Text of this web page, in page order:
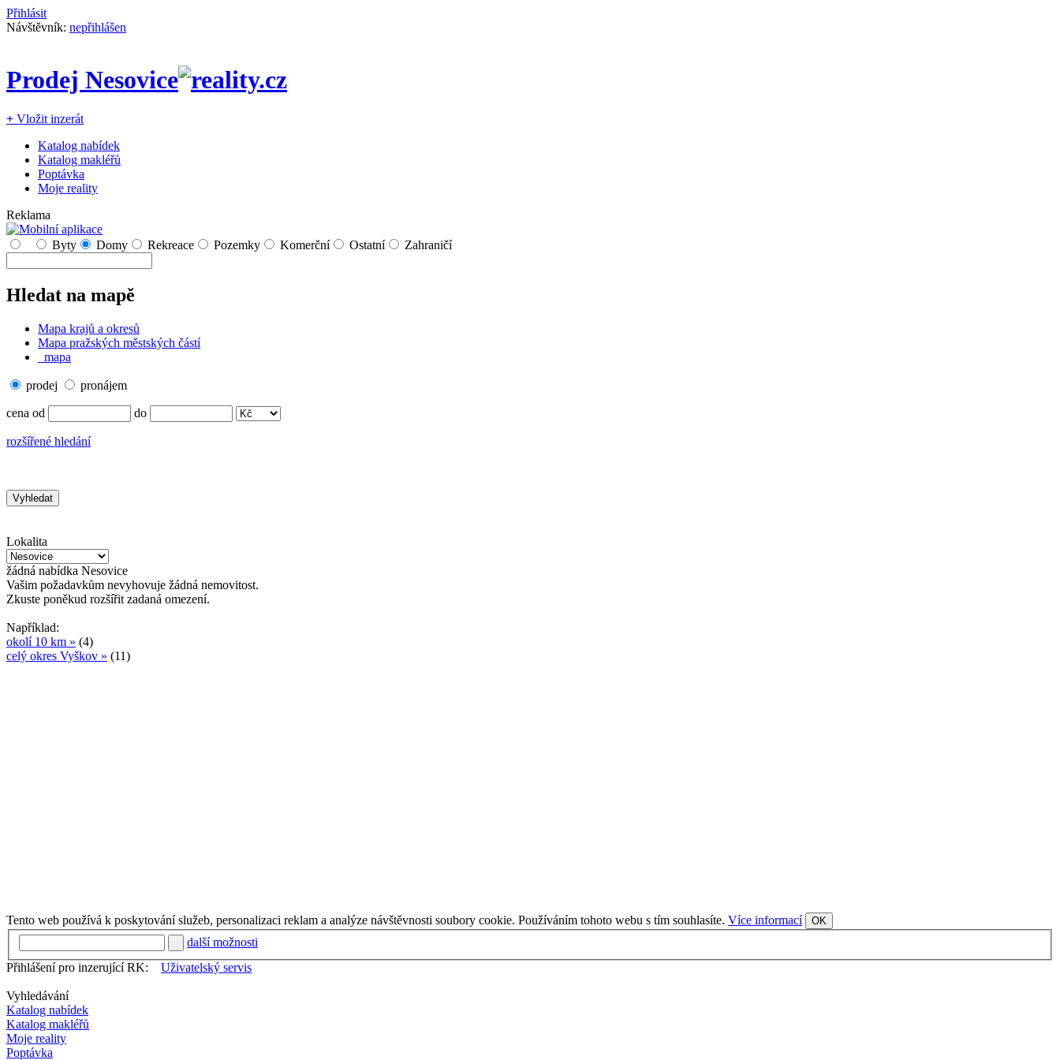
Přihlásit
Návštěvník: nepřihlášen
Prodej Nesovice
+ Vložit inzerát
Katalog nabídek
Katalog makléřů
Poptávka
Moje reality
Reklama
Byty Domy Rekreace Pozemky Komerční Ostatní Zahraničí
Hledat na mapě
Mapa krajů a okresů
Mapa pražských městských částí
mapa
prodej pronájem
cena od do
rozšířené hledání
Lokalita
žádná nabídka Nesovice
Vašim požadavkům nevyhovuje žádná nemovitost.
Zkuste poněkud rozšířit zadaná omezení.
Například:
okolí 10 km » (4)
celý okres Vyškov » (11)
Tento web používá k poskytování služeb, personalizaci reklam a analýze návštěvnosti soubory cookie. Používáním tohoto webu s tím souhlasíte. Více informací OK
další možnosti
Přihlášení pro inzerující RK:
Uživatelský servis
Vyhledávání
Katalog nabídek
Katalog makléřů
Moje reality
Poptávka